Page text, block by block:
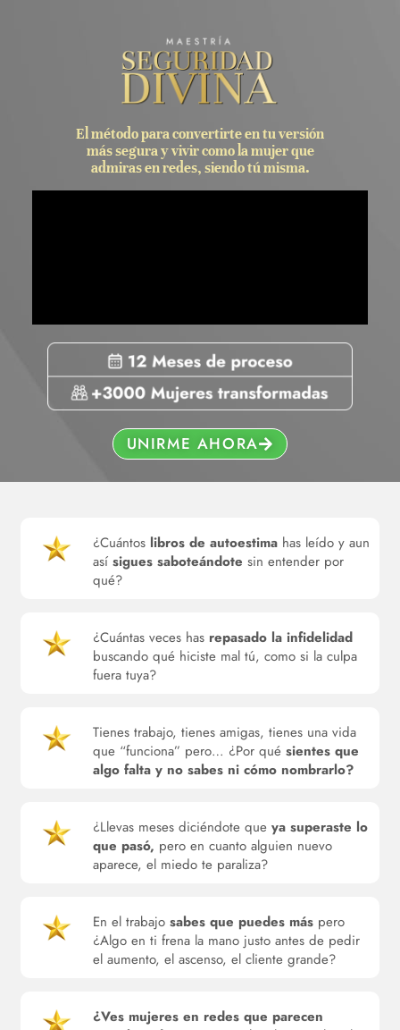
El método para convertirte en tu versión
más segura y vivir como la mujer que
admiras en redes, siendo tú misma.
UNIRME AHORA
¿Cuántoslibros de autoestimahas leído y aun
así sigues saboteándote sin entender por
qué?
¿Cuántas veces has repasado la infidelidad
buscando qué hiciste mal tú, como si la culpa
fuera tuya?
Tienes trabajo, tienes amigas, tienes una vida
que “funciona” pero… ¿Por qué sientes que
algo falta y no sabes ni cómo nombrarlo?
¿Llevas meses diciéndote que ya superaste lo
que pasó, pero en cuanto alguien nuevo
aparece, el miedo te paraliza?
En el trabajo sabes que puedes máspero
¿Algo en ti frena la mano justo antes de pedir
el aumento, el ascenso, el cliente grande?
¿Ves mujeres en redes que parecen